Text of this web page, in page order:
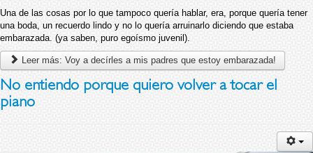
Una de las cosas por lo que tampoco quería hablar, era, porque quería tener
una boda, un recuerdo lindo y no lo quería arruinarlo diciendo que estaba
embarazada. (ya saben, puro egoísmo juvenil).
Leer más: Voy a decírles a mis padres que estoy embarazada!
No entiendo porque quiero volver a tocar el
piano